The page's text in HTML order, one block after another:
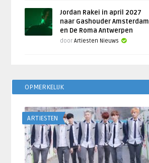
Jordan Rakei in april 2027
naar Gashouder Amsterdam
en De Roma Antwerpen
doorArtiesten Nieuws
OPMERKELIJK
ARTIESTEN